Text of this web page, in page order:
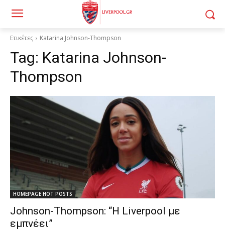
Ετικέτες Katarina Johnson-Thompson
Tag: Katarina Johnson-
Thompson
HOMEPAGE HOT POSTS
Johnson-Thompson: “Η Liverpool με
εμπνέει”